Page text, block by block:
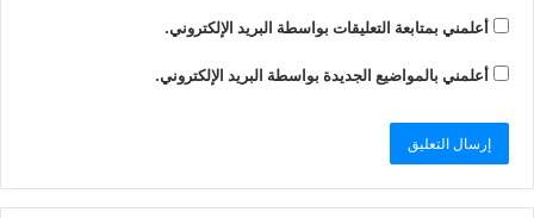
أعلمني بمتابعة التعليقات بواسطة البريد الإلكتروني.
أعلمني بالمواضيع الجديدة بواسطة البريد الإلكتروني.